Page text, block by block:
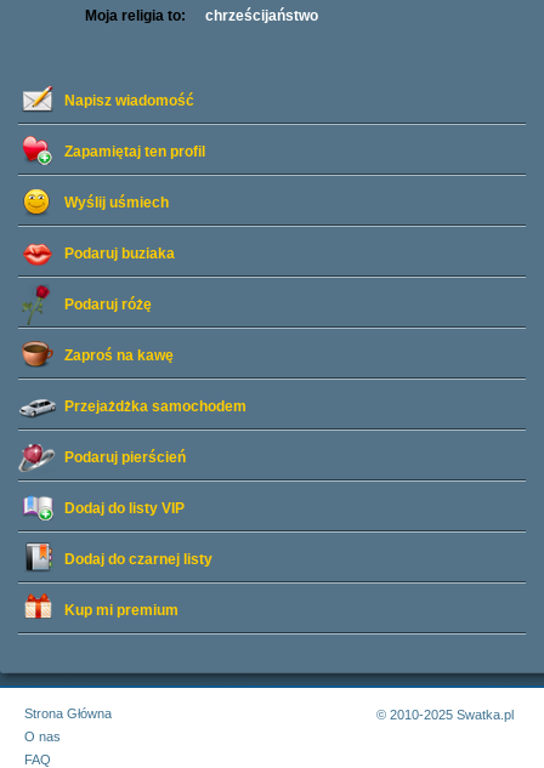
Napisz wiadomość
Zapamiętaj ten profil
Wyślij uśmiech
Podaruj buziaka
Podaruj różę
Zaproś na kawę
Przejażdżka samochodem
Podaruj pierścień
Dodaj do listy VIP
Dodaj do czarnej listy
Kup mi premium
Moja religia to: chrześcijaństwo
Strona Główna
O nas
FAQ
© 2010-2025 Swatka.pl